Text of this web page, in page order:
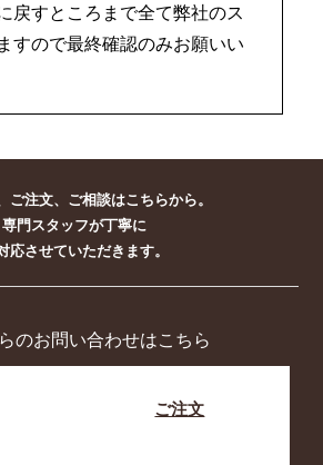
戻すところまで全て弊社のス
すので最終確認のみお願いい
ご注文、ご相談はこちらから。
専門スタッフが丁寧に
応させていただきます。
のお問い合わせはこちら
ご注文